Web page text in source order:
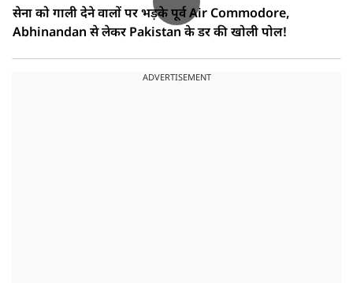
सेना को गाली देने वालों पर भड़के पूर्व Air Commodore,
Abhinandan से लेकर Pakistan के डर की खोली पोल!
ADVERTISEMENT